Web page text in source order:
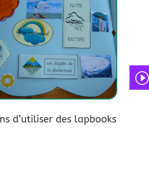
d’utiliser des lapbooks